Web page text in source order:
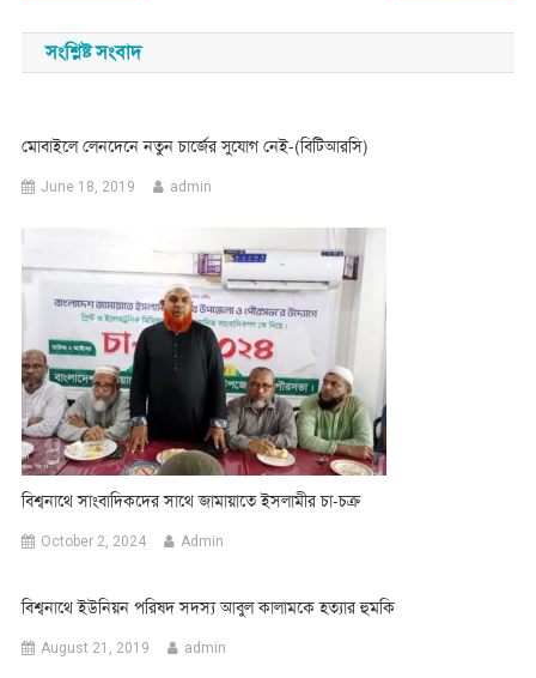
navigation
সংশ্লিষ্ট সংবাদ
মোবাইলে লেনদেনে নতুন চার্জের সুযোগ নেই-(বিটিআরসি)
June 18, 2019 admin
বিশ্বনাথে সাংবাদিকদের সাথে জামায়াতে ইসলামীর চা-চক্র
October 2, 2024 Admin
বিশ্বনাথে ইউনিয়ন পরিষদ সদস্য আবুল কালামকে হত্যার হুমকি
August 21, 2019 admin